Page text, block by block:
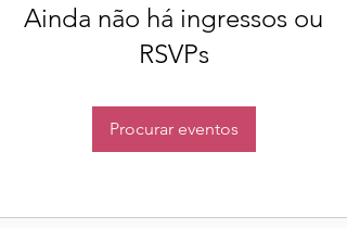
Ainda não há ingressos ou
RSVPs
Procurar eventos